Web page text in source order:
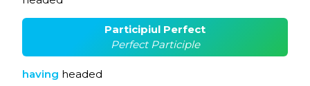
Participiul Perfect
Perfect Participle
having headed